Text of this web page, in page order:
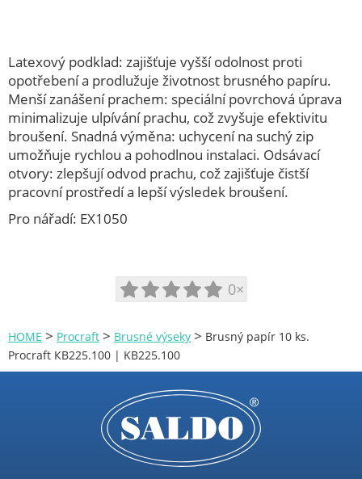
Aku vrtací šroubovák
Aku vysavače
Aku zahradní nůžky
Akumulátory a nabíječky
Brusky na sádrokarton
Brusky na vrtáky
Brusky pilových řetězů
Demoliční kladiva
Dvoukotoučové brusky
Elektrické drtiče
Elektrocentrály
Excentrické brusky
Latexový podklad: zajišťuje vyšší odolnost proti
opotřebení a prodlužuje životnost brusného papíru.
Menší zanášení prachem: speciální povrchová úprava
minimalizuje ulpívání prachu, což zvyšuje efektivitu
broušení. Snadná výměna: uchycení na suchý zip
umožňuje rychlou a pohodlnou instalaci. Odsávací
otvory: zlepšují odvod prachu, což zajišťuje čistší
pracovní prostředí a lepší výsledek broušení.
Pro nářadí: EX1050
0×
HOME > Procraft > Brusné výseky > Brusný papír 10 ks.
Procraft КB225.100 | KB225.100